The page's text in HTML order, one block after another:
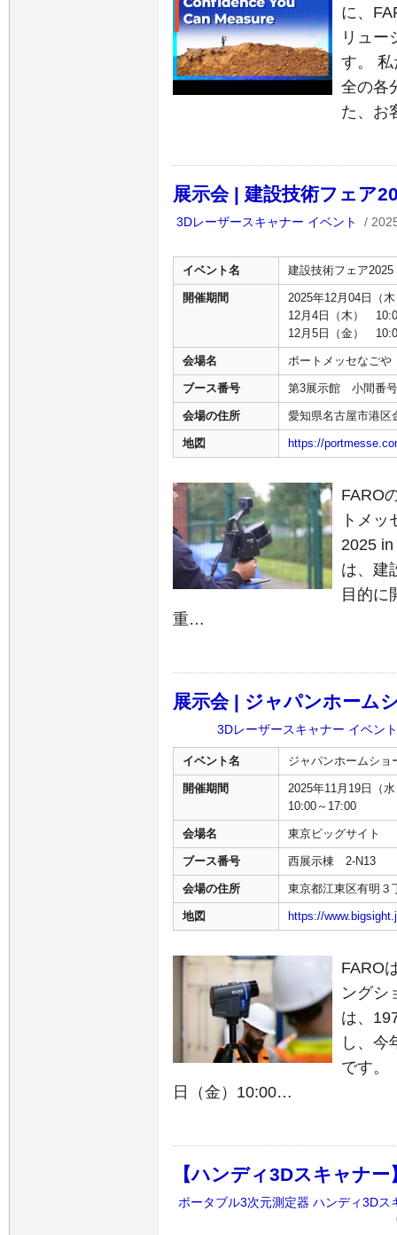
に、
リュー
す。
全の各
た、
展示会 | 建設技術フェア
3Dレーザースキャナー イベント /
イベント名 建設技術フェア2025
開催期間
2025年12月04日（
12月4日（木）
12月5日（金）
会場名 ポートメッセなごや
ブース番号 第3展示館 小間番
会場の住所 愛知県名古屋市港区
地図 https://
FARO
トメ
2025
は、建
目的に
重…
展示会 | ジャパンホーム
3Dレーザースキャナー イベント
イベント名 ジャパンホームショ
開催期間
2025年11月19日（
10:00～17:00
会場名 東京ビッグサイト
ブース番号 西展示棟 2-N13
会場の住所 東京都江東区有明３
地図 https://
FARO
ングシ
は、
し、今
です。
日（金）10:00…
【ハンディ3Dスキャナ
ポータブル3次元測定器 ハンディ3Dス